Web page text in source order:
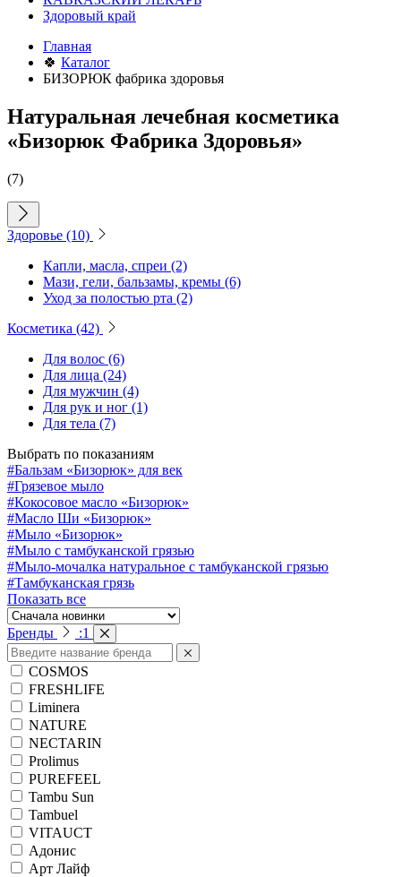
Здоровый край
Главная
🍀 Каталог
БИЗОРЮК фабрика здоровья
Натуральная лечебная косметика
«Бизорюк Фабрика Здоровья»
(7)
Здоровье (10)
Капли, масла, спреи (2)
Мази, гели, бальзамы, кремы (6)
Уход за полостью рта (2)
Косметика (42)
Для волос (6)
Для лица (24)
Для мужчин (4)
Для рук и ног (1)
Для тела (7)
Выбрать по показаниям
#Бальзам «Бизорюк» для век
#Грязевое мыло
#Кокосовое масло «Бизорюк»
#Масло Ши «Бизорюк»
#Мыло «Бизорюк»
#Мыло с тамбуканской грязью
#Мыло-мочалка натуральное с тамбуканской грязью
#Тамбуканская грязь
Показать все
Бренды :1
COSMOS
FRESHLIFE
Liminera
NATURE
NECTARIN
Prolimus
PUREFEEL
Tambu Sun
Tambuel
VITAUCT
Адонис
Арт Лайф